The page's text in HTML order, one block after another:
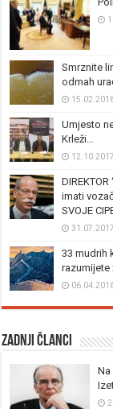
Smrznite
odmah
Umjesto
Krleži…
imati
SVOJE
33 mudrih
razumijete
Zadnji članci